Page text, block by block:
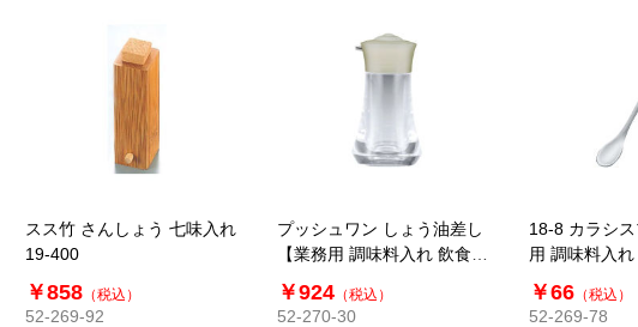
スス竹 さんしょう 七味入れ
19-400
￥858 （税込）
52-269-92
プッシュワン しょう油差し
【業務用 調味料入れ 飲食店
調味料置き 醤油さし 醤油入
れ 】 PU-1 アイボリー40ml
￥924 （税込）
52-270-30
18-8 カラシ
用 調味料入れ
プーン ステン
プーン】 全長
￥66 （税込）
52-269-78